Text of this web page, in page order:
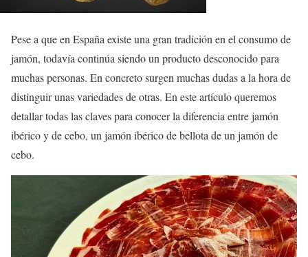
Pese a que en España existe una gran tradición en el consumo de
jamón, todavía continúa siendo un producto desconocido para
muchas personas. En concreto surgen muchas dudas a la hora de
distinguir unas variedades de otras. En este artículo queremos
detallar todas las claves para conocer la diferencia entre jamón
ibérico y de cebo, un jamón ibérico de bellota de un jamón de
cebo.